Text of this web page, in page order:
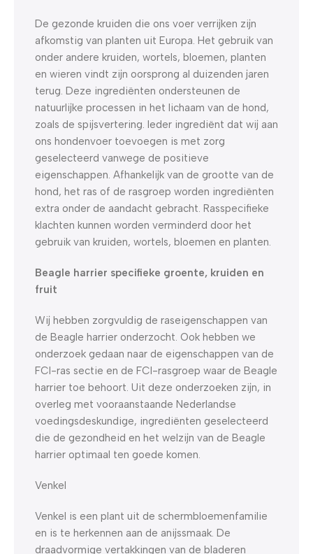
De gezonde kruiden die ons voer verrijken zijn
afkomstig van planten uit Europa. Het gebruik van
onder andere kruiden, wortels, bloemen, planten
en wieren vindt zijn oorsprong al duizenden jaren
terug. Deze ingrediënten ondersteunen de
natuurlijke processen in het lichaam van de hond,
zoals de spijsvertering. Ieder ingrediënt dat wij aan
ons hondenvoer toevoegen is met zorg
geselecteerd vanwege de positieve
eigenschappen. Afhankelijk van de grootte van de
hond, het ras of de rasgroep worden ingrediënten
extra onder de aandacht gebracht. Rasspecifieke
klachten kunnen worden verminderd door het
gebruik van kruiden, wortels, bloemen en planten.
Beagle harrier specifieke groente, kruiden en
fruit
Wij hebben zorgvuldig de raseigenschappen van
de Beagle harrier onderzocht. Ook hebben we
onderzoek gedaan naar de eigenschappen van de
FCI-ras sectie en de FCI-rasgroep waar de Beagle
harrier toe behoort. Uit deze onderzoeken zijn, in
overleg met vooraanstaande Nederlandse
voedingsdeskundige, ingrediënten geselecteerd
die de gezondheid en het welzijn van de Beagle
harrier optimaal ten goede komen.
Venkel
Venkel is een plant uit de schermbloemenfamilie
en is te herkennen aan de anijssmaak. De
draadvormige vertakkingen van de bladeren